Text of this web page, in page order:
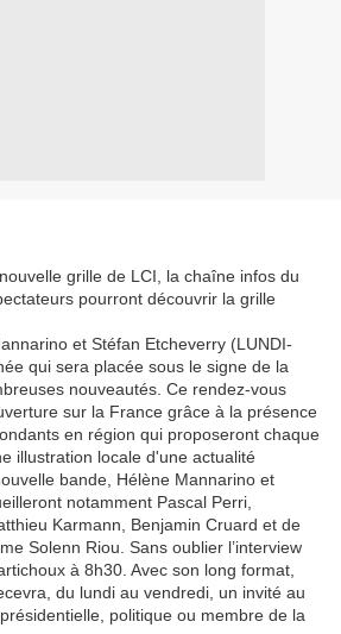
grille de LCI, la chaîne infos du
pourront découvrir la grille
et Stéfan Etcheverry (LUNDI-
qui sera placée sous le signe de la
nouveautés. Ce rendez-vous
sur la France grâce à la présence
en région qui proposeront chaque
illustration locale d'une actualité
bande, Hélène Mannarino et
notamment Pascal Perri,
Karmann, Benjamin Cruard et de
Solenn Riou. Sans oublier l’interview
à 8h30. Avec son long format,
du lundi au vendredi, un invité au
politique ou membre de la